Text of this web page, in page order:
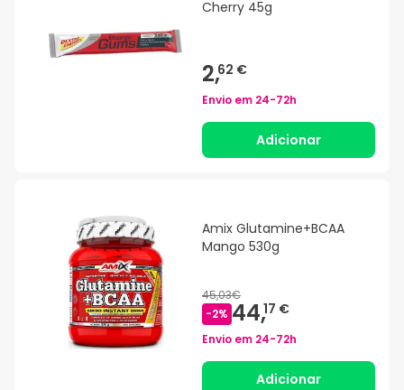
Cherry 45g
2,62 €
Envio em 24-72h
Adicionar
Amix Glutamine+BCAA
Mango 530g
45,03€
-2% 44,17 €
Envio em 24-72h
Adicionar